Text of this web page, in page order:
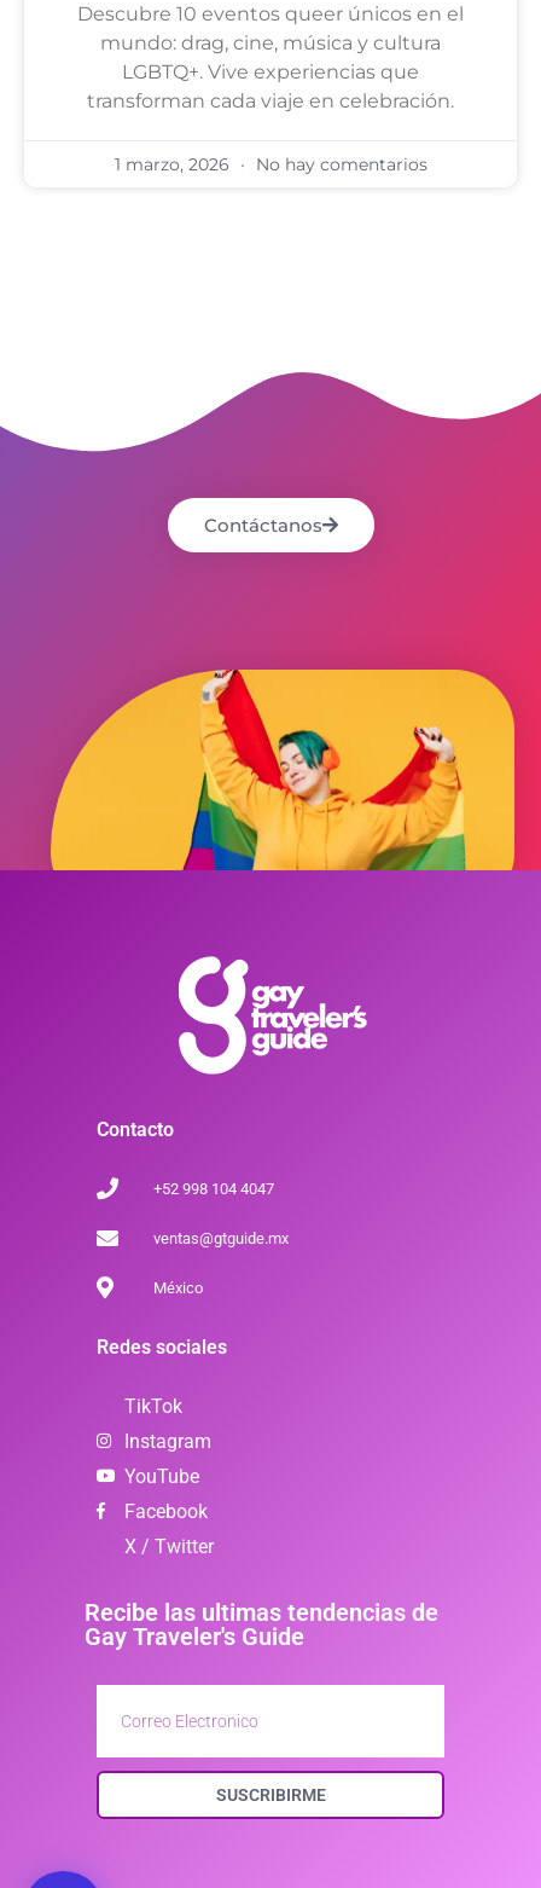
Descubre 10 eventos queer únicos en el
mundo: drag, cine, música y cultura
LGBTQ+. Vive experiencias que
transforman cada viaje en celebración.
1 marzo, 2026 No hay comentarios
Contáctanos
Contacto
+52 998 104 4047
ventas@gtguide.mx
México
Redes sociales
TikTok
Instagram
YouTube
Facebook
X / Twitter
Recibe las ultimas tendencias de
Gay Traveler's Guide
SUSCRIBIRME